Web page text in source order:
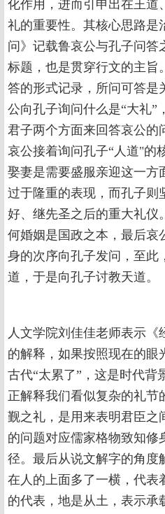
化作用，进而引申出在王道
礼的重要性。其核心思路是
问》记载鲁哀公与孔子问答
标题，也是贯穿行文的主旨
答的形式记录，所问可答是
公向孔子询问什么是“大礼”
君子两个方面来回答哀公的
哀公接着询问孔子“人道"的
娶妻是需要盛服亲迎这一方
过于隆重的表现，而孔子则
好、继先圣之后的重大礼仪
何婚姻是国政之本，最后
身的次序向孔子发问，至此
道，于是向孔子讨教天道。
人文学院刘佳佳老师表示
的解释，如果按照现在的眼
古代“太累了”，这是时代背
正解释我们看似复杂的礼节
觐之礼，是用来表明君臣之
的问题对应儒家格物致知修
径。最后从说文解字的角度
在人的上面多了一横，代表
的代表，地是从土，表示承